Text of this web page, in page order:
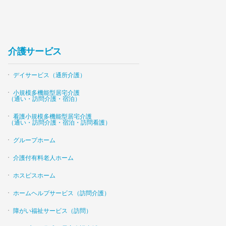
介護サービス
デイサービス（通所介護）
小規模多機能型居宅介護
（通い・訪問介護・宿泊）
看護小規模多機能型居宅介護
（通い・訪問介護・宿泊・訪問看護）
グループホーム
介護付有料老人ホーム
ホスピスホーム
ホームヘルプサービス（訪問介護）
障がい福祉サービス（訪問）